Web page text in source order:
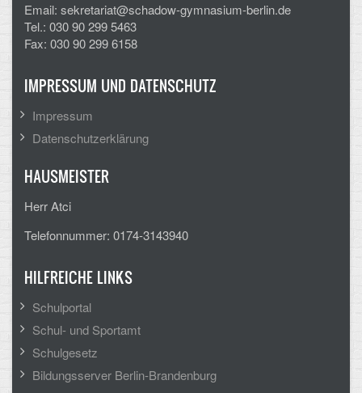
Email: sekretariat@schadow-gymnasium-berlin.de
Tel.: 030 90 299 5463
Fax: 030 90 299 6158
IMPRESSUM UND DATENSCHUTZ
Impressum
Datenschutzerklärung
HAUSMEISTER
Herr Atci
Telefonnummer: 0174-3143940
HILFREICHE LINKS
Schulportal
Schul- und Sportamt
Schulgesetz
Bildungsserver Berlin-Brandenburg